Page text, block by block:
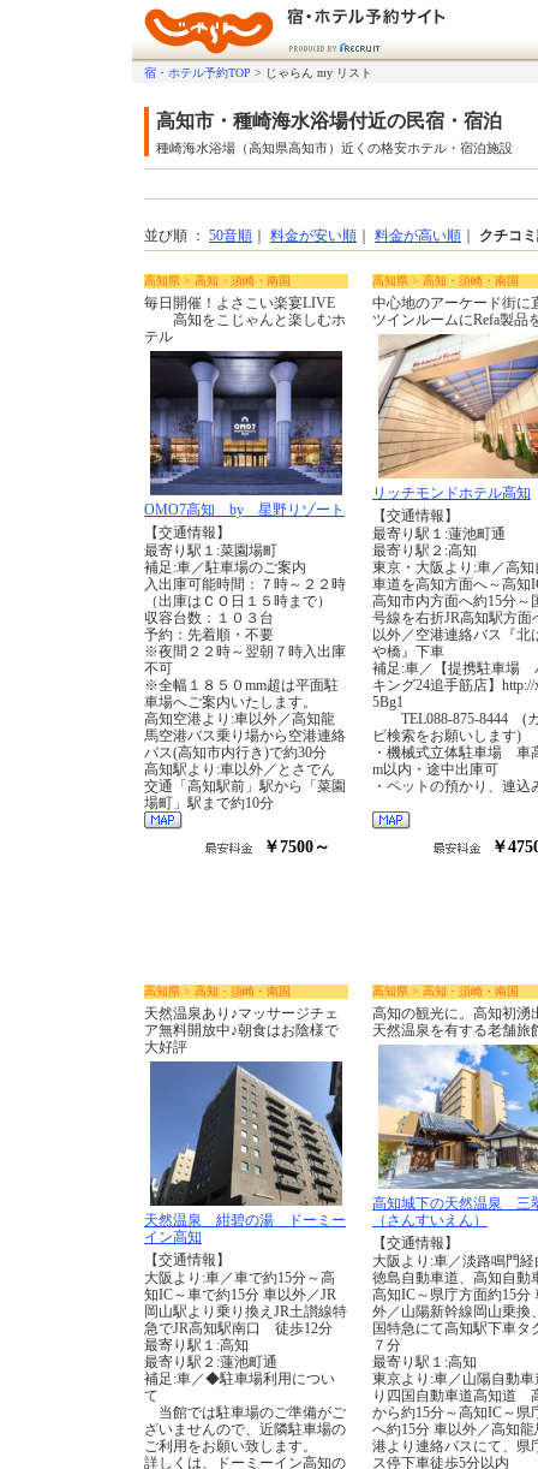
宿・ホテル予約TOP > じゃらん my リスト
高知市・種崎海水浴場付近の民宿・宿泊
種崎海水浴場（高知県高知市）近くの格安ホテル・宿泊施設
並び順 ： 50音順 料金が安い順 料金が高い順 クチコ
高知県 > 高知・須崎・南国
毎日開催！よさこい楽宴LIVE
高知をこじゃんと楽しむホ
テル
OMO7高知 by 星野リゾート
【交通情報】
最寄り駅１:菜園場町
補足:車／駐車場のご案内
入出庫可能時間：７時～２２時
（出庫はＣＯ日１５時まで）
収容台数：１０３台
予約：先着順・不要
※夜間２２時～翌朝７時入出庫
不可
※全幅１８５０mm超は平面駐
車場へご案内いたします。
高知空港より:車以外／高知龍
馬空港バス乗り場から空港連絡
バス(高知市内行き)で約30分
高知駅より:車以外／とさでん
交通「高知駅前」駅から「菜園
場町」駅まで約10分
￥7500～
高知県 > 高知・須崎・南国
中心地のアーケード街に
ツインルームにRefa製品
リッチモンドホテル高知
【交通情報】
最寄り駅１:蓮池町通
最寄り駅２:高知
東京・大阪より:車／高知
車道を高知方面へ～高知
高知市内方面へ約15分～
号線を右折JR高知駅方面
以外／空港連絡バス『北
や橋』下車
補足:車／【提携駐車場
キング24追手筋店】http://
5Bg1
TEL088-875-8444 (
ビ検索をお願いします)
・機械式立体駐車場 車
m以内・途中出庫可
・ペットの預かり、連込
￥
高知県 > 高知・須崎・南国
天然温泉あり♪マッサージチェ
ア無料開放中♪朝食はお陰様で
大好評
天然温泉 紺碧の湯 ドーミー
イン高知
【交通情報】
大阪より:車／車で約15分～高
知IC～車で約15分 車以外／JR
岡山駅より乗り換えJR土讃線特
急でJR高知駅南口 徒歩12分
最寄り駅１:高知
最寄り駅２:蓮池町通
補足:車／◆駐車場利用につい
て
当館では駐車場のご準備がご
ざいませんので、近隣駐車場の
ご利用をお願い致します。
詳しくは、ドーミーイン高知の
高知県 > 高知・須崎・南国
高知の観光に。高知初湧
天然温泉を有する老舗旅
高知城下の天然温泉 三
（さんすいえん）
【交通情報】
大阪より:車／淡路鳴門経
徳島自動車道、高知自動
高知IC～県庁方面約15分
外／山陽新幹線岡山乗換
国特急にて高知駅下車タ
７分
最寄り駅１:高知
東京より:車／山陽自動車
り四国自動車道高知道
から約15分～高知IC～県
へ約15分 車以外／高知龍
港より連絡バスにて、県
ス停下車徒歩5分以内